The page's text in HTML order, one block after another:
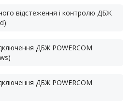
відстеження і контролю ДБЖ
ДБЖ POWERCOM
ДБЖ POWERCOM